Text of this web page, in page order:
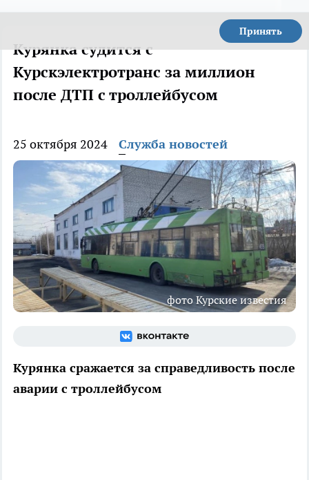
Принять
Курянка судится с
Курскэлектротранс за миллион
после ДТП с троллейбусом
25 октября 2024 Служба новостей
фото Курские известия
Курянка сражается за справедливость после
аварии с троллейбусом